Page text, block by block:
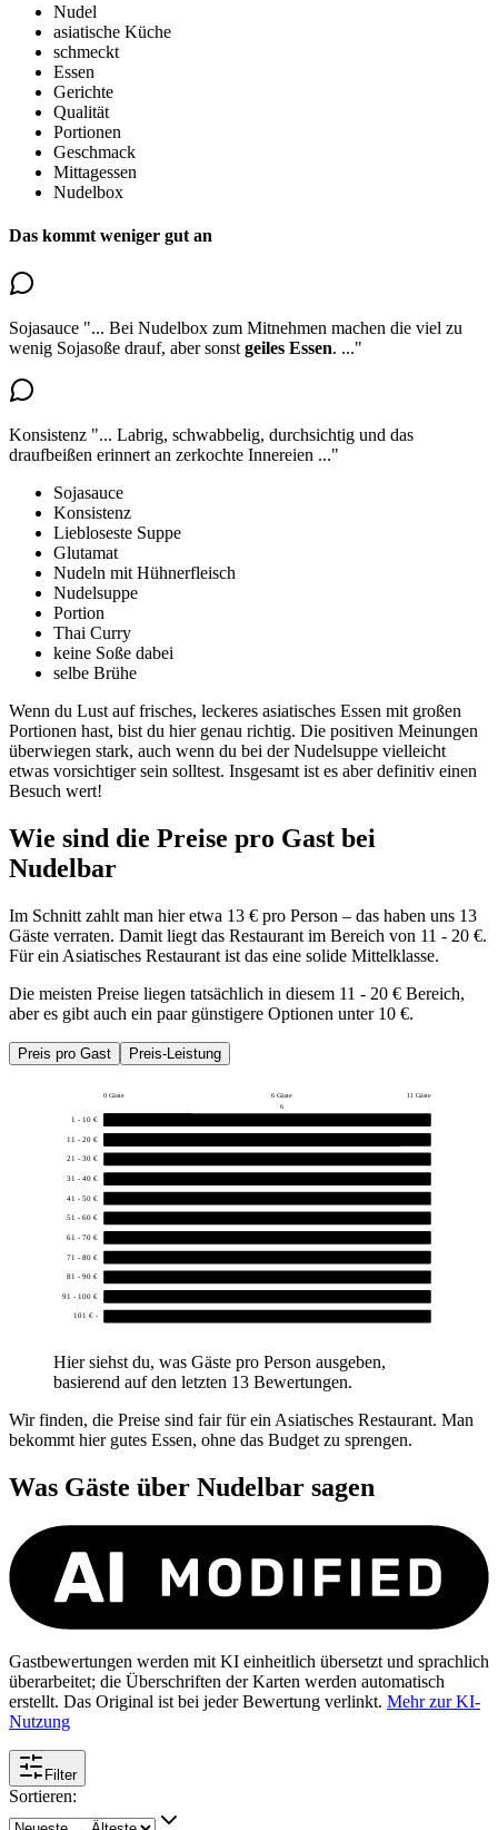
Nudel
asiatische Küche
schmeckt
Essen
Gerichte
Qualität
Portionen
Geschmack
Mittagessen
Nudelbox
Das kommt weniger gut an
Sojasauce "... Bei Nudelbox zum Mitnehmen machen die viel zu
wenig Sojasoße drauf, aber sonst geiles Essen. ..."
Konsistenz "... Labrig, schwabbelig, durchsichtig und das
draufbeißen erinnert an zerkochte Innereien ..."
Sojasauce
Konsistenz
Liebloseste Suppe
Glutamat
Nudeln mit Hühnerfleisch
Nudelsuppe
Portion
Thai Curry
keine Soße dabei
selbe Brühe
Wenn du Lust auf frisches, leckeres asiatisches Essen mit großen
Portionen hast, bist du hier genau richtig. Die positiven Meinungen
überwiegen stark, auch wenn du bei der Nudelsuppe vielleicht
etwas vorsichtiger sein solltest. Insgesamt ist es aber definitiv einen
Besuch wert!
Wie sind die Preise pro Gast bei
Nudelbar
Im Schnitt zahlt man hier etwa 13 € pro Person – das haben uns 13
Gäste verraten. Damit liegt das Restaurant im Bereich von 11 - 20 €.
Für ein Asiatisches Restaurant ist das eine solide Mittelklasse.
Die meisten Preise liegen tatsächlich in diesem 11 - 20 € Bereich,
aber es gibt auch ein paar günstigere Optionen unter 10 €.
Preis pro Gast Preis-Leistung
0 Gäste 6 Gäste
11 Gäste
6
1 - 10 €
11 - 20 €
21 - 30 €
31 - 40 €
41 - 50 €
51 - 60 €
61 - 70 €
71 - 80 €
81 - 90 €
91 - 100 €
101 € -
Hier siehst du, was Gäste pro Person ausgeben,
basierend auf den letzten 13 Bewertungen.
Wir finden, die Preise sind fair für ein Asiatisches Restaurant. Man
bekommt hier gutes Essen, ohne das Budget zu sprengen.
Was Gäste über Nudelbar sagen
Gastbewertungen werden mit KI einheitlich übersetzt und sprachlich
überarbeitet; die Überschriften der Karten werden automatisch
erstellt. Das Original ist bei jeder Bewertung verlinkt. Mehr zur KI-
Nutzung
Filter
Sortieren: